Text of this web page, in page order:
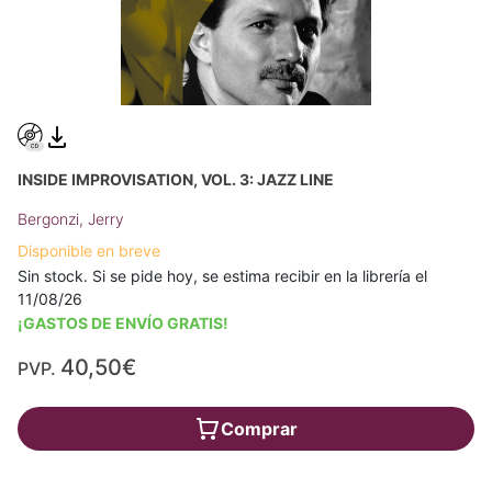
INSIDE IMPROVISATION, VOL. 3: JAZZ LINE
Bergonzi, Jerry
Disponible en breve
Sin stock. Si se pide hoy, se estima recibir en la librería el
11/08/26
¡GASTOS DE ENVÍO GRATIS!
PVP. 40,50€
Comprar